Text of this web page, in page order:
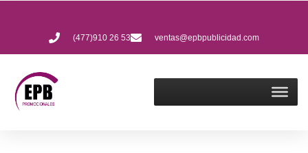
(477)910 26 53 ventas@epbpublicidad.com